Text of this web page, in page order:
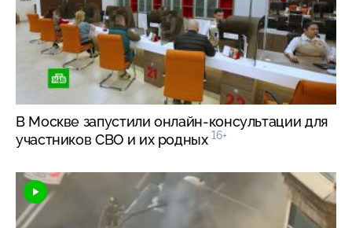
В Москве запустилионлайн-консультации для
участников СВО и их родных 16+